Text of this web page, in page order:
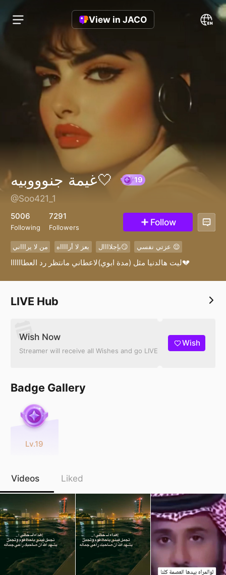
View in JACO
غيمة جنوووبيه🤍
@Soo421_1
5006
Following
7291
Followers Follow
من لا يراااني بعز لا أرااااه بإجلاااال😏 عزتي نفسي 😌
ليت هالدنيا مثل (مدة ابوي)لاعطاني مانتظر رد العطاااااا💔
LIVE Hub
Wish Now
Streamer will receive all Wishes and go LIVE
Wish
Badge Gallery
Lv.19
Videos Liked